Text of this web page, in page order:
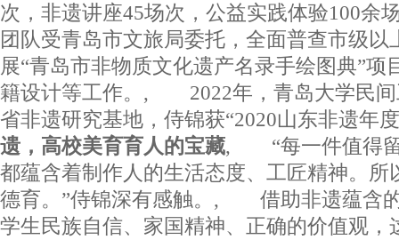
次，非遗讲座45场次，公益实践体验
团队受青岛市文旅局委托，全面普查市级以
展“青岛市非物质文化遗产名录手绘图典”项
籍设计等工作。, 2022年，青岛大学民间
省非遗研究基地，侍锦获“2020山东非遗
遗，高校美育育人的宝藏, “每一件值得留
都蕴含着制作人的生活态度、工匠精神。所
德育。”侍锦深有感触。, 借助非遗蕴含
学生民族自信、家国精神、正确的价值观，